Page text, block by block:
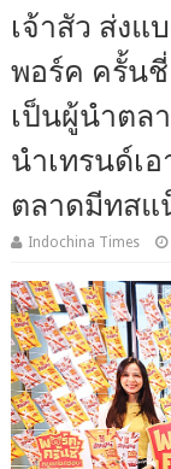
เจ้าสัว ส่งแ
พอร์ค ครั้น
เป็นผู้นำตล
นำเทรนด์เ
ตลาดมีทสแ
Indochina Times